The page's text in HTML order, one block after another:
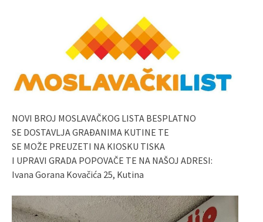
NOVI BROJ MOSLAVAČKOG LISTA BESPLATNO
SE DOSTAVLJA GRAĐANIMA KUTINE TE
SE MOŽE PREUZETI NA KIOSKU TISKA
I UPRAVI GRADA POPOVAČE TE NA NAŠOJ ADRESI:
Ivana Gorana Kovačića 25, Kutina